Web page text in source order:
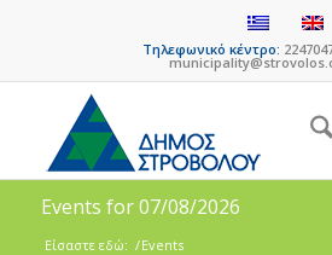
Τηλεφωνικό κέντρο:
Events for 07/08/2026
Είσαστε εδώ: /Events